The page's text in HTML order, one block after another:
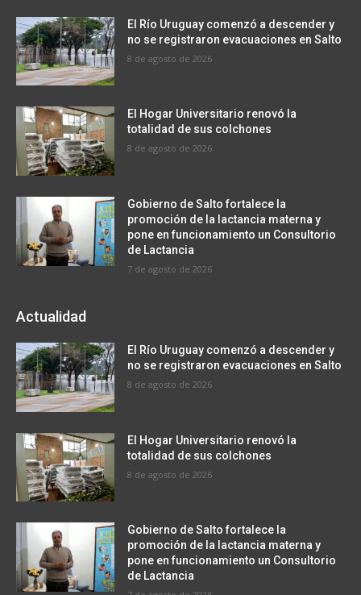
El Río Uruguay comenzó a descender y
no se registraron evacuaciones en Salto
8 de agosto de 2026
El Hogar Universitario renovó la
totalidad de sus colchones
8 de agosto de 2026
Gobierno de Salto fortalece la
promoción de la lactancia materna y
pone en funcionamiento un Consultorio
de Lactancia
7 de agosto de 2026
Actualidad
El Río Uruguay comenzó a descender y
no se registraron evacuaciones en Salto
8 de agosto de 2026
El Hogar Universitario renovó la
totalidad de sus colchones
8 de agosto de 2026
Gobierno de Salto fortalece la
promoción de la lactancia materna y
pone en funcionamiento un Consultorio
de Lactancia